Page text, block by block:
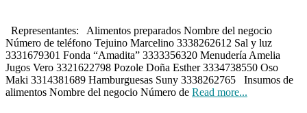
Representantes: Alimentos preparados Nombre del negocio
Número de teléfono Tejuino Marcelino 3338262612 Sal y luz
3331679301 Fonda “Amadita” 3333356320 Menudería Amelia
Jugos Vero 3321622798 Pozole Doña Esther 3334738550 Oso
Maki 3314381689 Hamburguesas Suny 3338262765 Insumos de
alimentos Nombre del negocio Número de Read more...